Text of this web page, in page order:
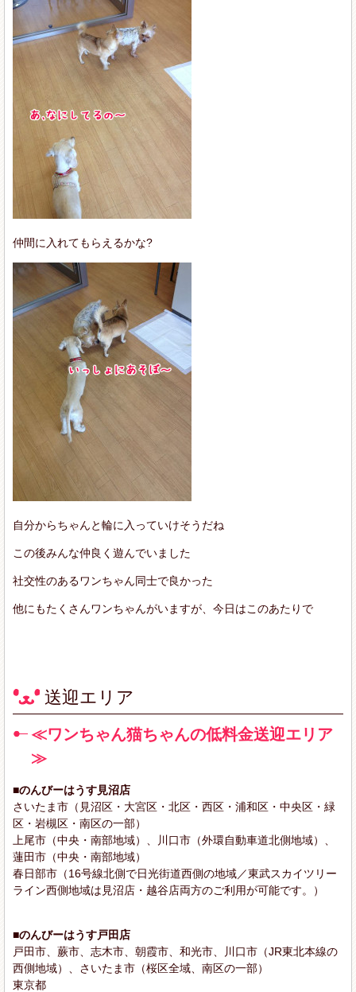
仲間に入れてもらえるかな?
自分からちゃんと輪に入っていけそうだね
この後みんな仲良く遊んでいました
社交性のあるワンちゃん同士で良かった
他にもたくさんワンちゃんがいますが、今日はこのあたりで
送迎エリア
≪ワンちゃん猫ちゃんの低料金送迎エリア
≫
■のんびーはうす見沼店
さいたま市（見沼区・大宮区・北区・西区・浦和区・中央区・緑
区・岩槻区・南区の一部）
上尾市（中央・南部地域）、川口市（外環自動車道北側地域）、
蓮田市（中央・南部地域）
春日部市（16号線北側で日光街道西側の地域／東武スカイツリー
ライン西側地域は見沼店・越谷店両方のご利用が可能です。）
■のんびーはうす戸田店
戸田市、蕨市、志木市、朝霞市、和光市、川口市（JR東北本線の
西側地域）、さいたま市（桜区全域、南区の一部）
東京都